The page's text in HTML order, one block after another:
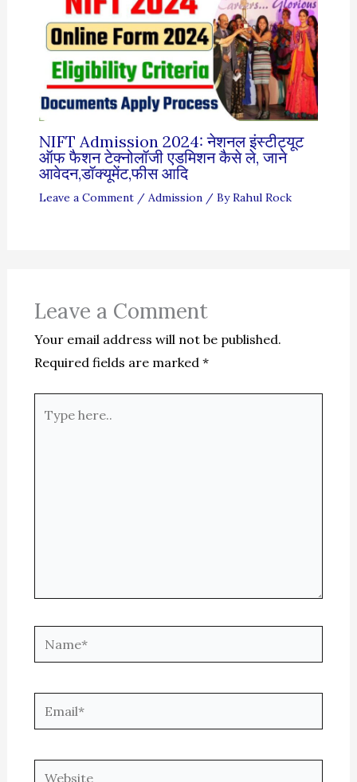
NIFT Admission 2024: नेशनल इंस्टीट्यूट
ऑफ फैशन टेक्नोलॉजी एडमिशन कैसे ले, जाने
आवेदन,डॉक्यूमेंट,फीस आदि
Leave a Comment / Admission/ ByRahul Rock
Leave a Comment
Your email address will not be published.
Required fields are marked *
here..
Website